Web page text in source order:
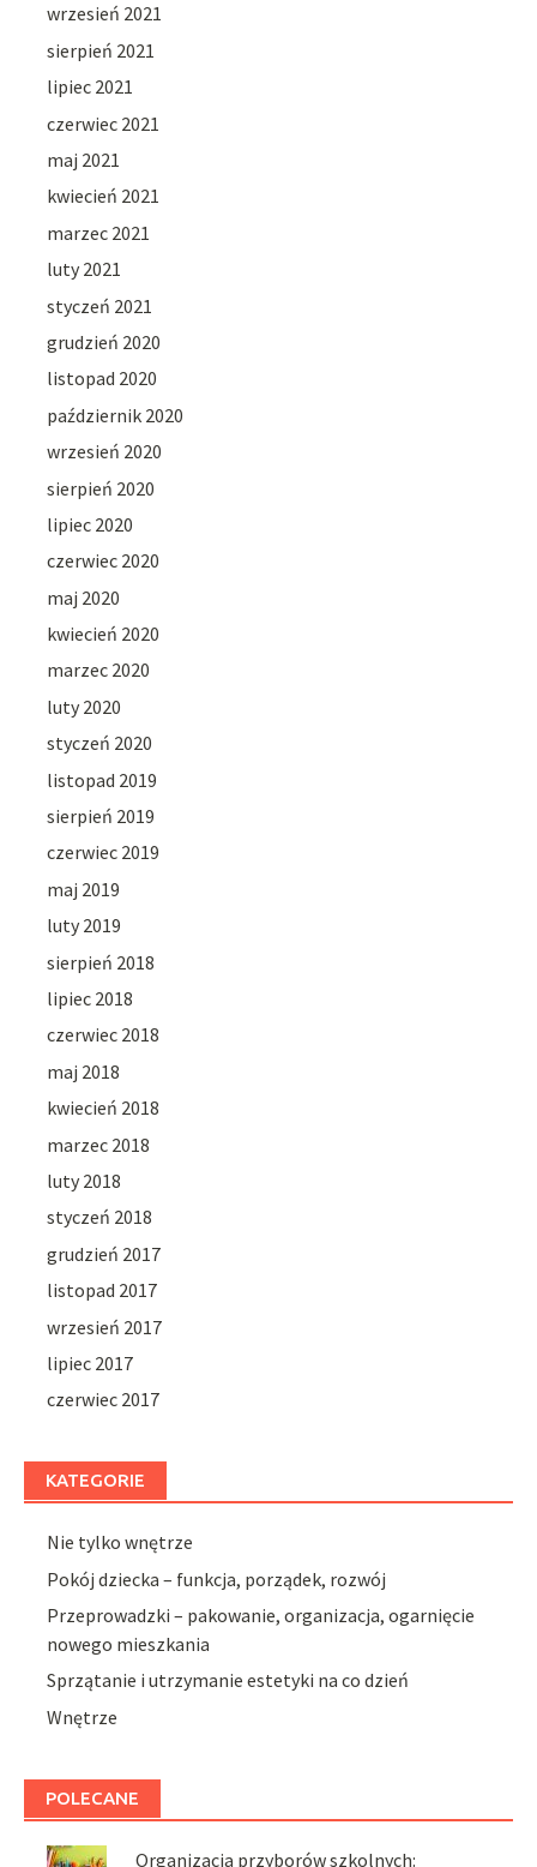
wrzesień 2021
sierpień 2021
lipiec 2021
czerwiec 2021
maj 2021
kwiecień 2021
marzec 2021
luty 2021
styczeń 2021
grudzień 2020
listopad 2020
październik 2020
wrzesień 2020
sierpień 2020
lipiec 2020
czerwiec 2020
maj 2020
kwiecień 2020
marzec 2020
luty 2020
styczeń 2020
listopad 2019
sierpień 2019
czerwiec 2019
maj 2019
luty 2019
sierpień 2018
lipiec 2018
czerwiec 2018
maj 2018
kwiecień 2018
marzec 2018
luty 2018
styczeń 2018
grudzień 2017
listopad 2017
wrzesień 2017
lipiec 2017
czerwiec 2017
KATEGORIE
Nie tylko wnętrze
Pokój dziecka – funkcja, porządek, rozwój
Przeprowadzki – pakowanie, organizacja, ogarnięcie
nowego mieszkania
Sprzątanie i utrzymanie estetyki na co dzień
Wnętrze
POLECANE
Organizacja przyborów szkolnych: